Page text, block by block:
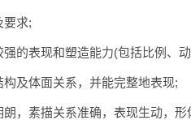
要求;
强的表现和塑造能力(包括比例、
及体面关系，并能完整地表现;
，素描关系准确，表现生动，形